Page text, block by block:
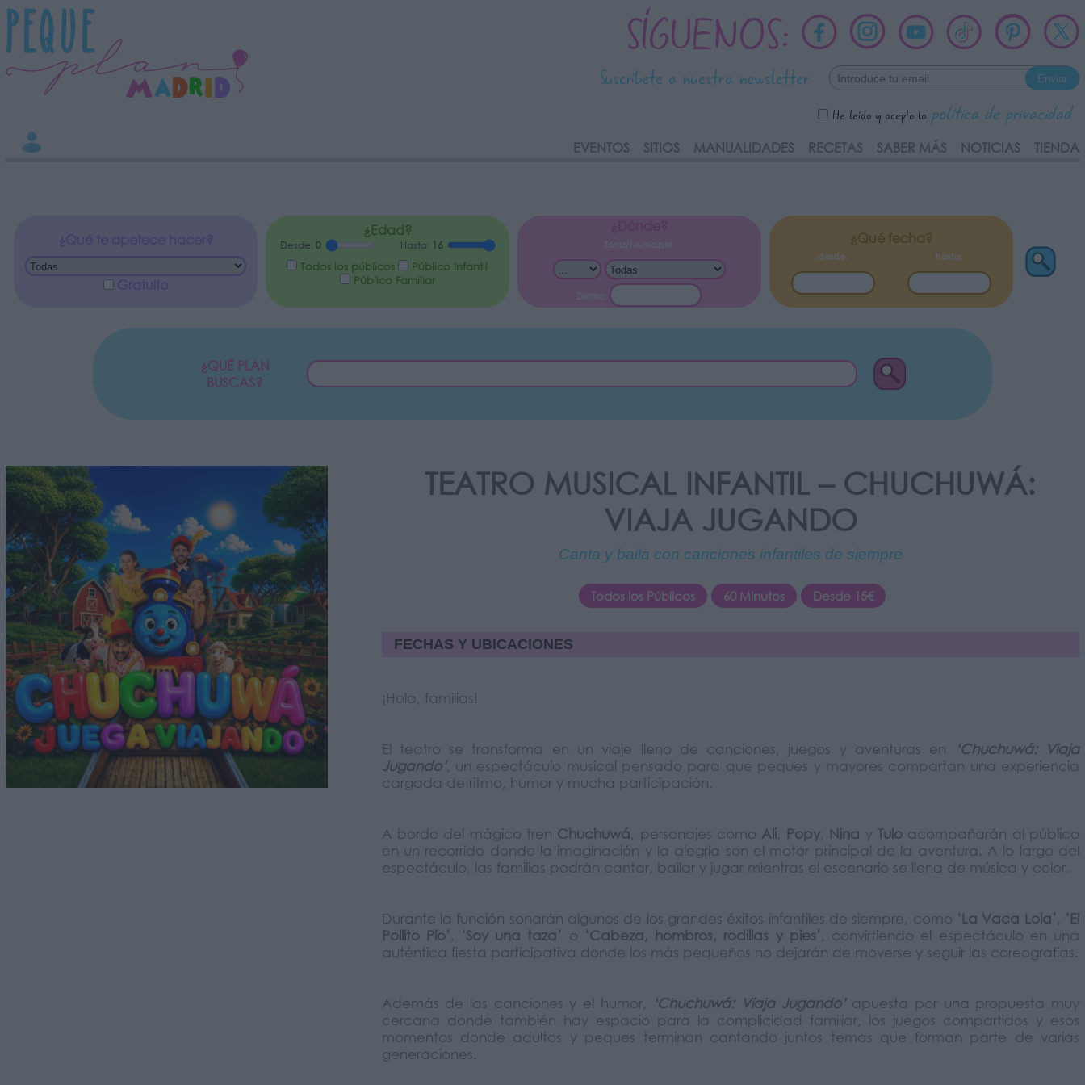
SÍGUENOS:
Suscríbete a nuestra newsletter
He leído y acepto la política de privacidad
EVENTOS SITIOS MANUALIDADES RECETAS SABER MÁS NOTICIAS TIENDA
¿Edad?
Desde:0 Hasta: 16
Todos los públicos
Público Infantil
Público Familiar
desde: hasta:
¿QUÉ PLAN
BUSCAS?
TEATRO MUSICAL INFANTIL – CHUCHUWÁ:
VIAJA JUGANDO
Canta y baila con canciones infantiles de siempre
Todos los Públicos 60 Minutos Desde 15€
FECHAS Y UBICACIONES
¡Hola, familias!
El teatro se transforma en un viaje lleno de canciones, juegos y aventuras en
‘Chuchuwá: Viaja
Jugando’, un espectáculo musical pensado para que peques y mayores compartan una experiencia
cargada de ritmo, humor y mucha participación.
A bordo del mágico tren Chuchuwá , personajes como Ali Popy, Nina y Tuloacompañarán al público
en un recorrido donde la imaginación y la alegría son el motor principal de la aventura. A lo largo del
espectáculo, las familias podrán cantar, bailar y jugar mientras el escenario se llena de música y color.
Durante la función sonarán algunos de los grandes éxitos infantiles de siempre, como ‘La Vaca Lola’
‘El
Pollito Pío’
‘Soy una taza’ o ‘Cabeza, hombros, rodillas y pies’ , convirtiendo el espectáculo en una
auténtica fiesta participativa donde los más pequeños no dejarán de moverse y seguir las coreografías.
Además de las canciones y el humor, ‘Chuchuwá: Viaja Jugando’apuesta por una propuesta muy
cercana donde también hay espacio para la complicidad familiar, los juegos compartidos y esos
momentos donde adultos y peques terminan cantando juntos temas que forman parte de varias
generaciones.
INFORMACION SOBRE LA PROTECCIÓN DE TUS DATOS
Responsable:
Finalidad:
Datos tratados:
Información adicional